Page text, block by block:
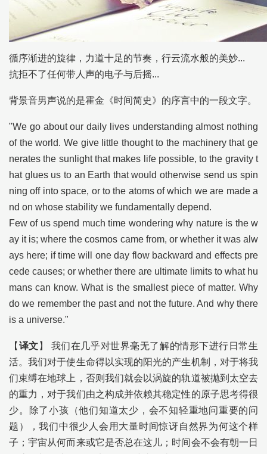
循序渐进的旋律，力道十足的节奏，行云流水般的美妙...
抗拒不了任何带人声的电子与后摇...
背景音男声说的是霍金《时间简史》的序言中的一段文字。
"We go about our daily lives understanding almost nothing
of the world. We give little thought to the machinery that ge
nerates the sunlight that makes life possible, to the gravity t
hat glues us to an Earth that would otherwise send us spin
ning off into space, or to the atoms of which we are made a
nd on whose stability we fundamentally depend.
Few of us spend much time wondering why nature is the w
ay it is; where the cosmos came from, or whether it was alw
ays here; if time will one day flow backward and effects pre
cede causes; or whether there are ultimate limits to what hu
mans can know. What is the smallest piece of matter. Why
do we remember the past and not the future. And why there
is a universe."
【 译文 】 我们在几乎对世界毫无了解的情形下进行日常生
活。我们对于使生命得以实现的阳光的产生机制，对于将我
们束缚在地球上，否则我们就会以涡旋的轨道被抛到太空去
的重力，对于我们由之构成并依赖其稳定性的原子思考得很
少。除了小孩（他们知道太少，会不知轻重地问重要的问
题），我们中很少人会用大量时间惊讶自然界为何这个样
子；宇宙从何而来或它是否总在这儿；时间会不会有朝一日